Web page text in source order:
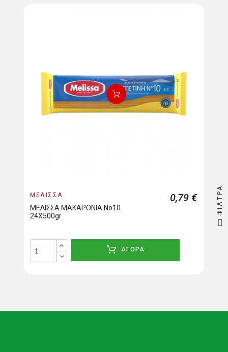
ΜΕΛΙΣΣΑ
ΜΕΛΙΣΣΑ ΜΑΚΑΡΟΝΙΑ Νο10
24Χ500gr
0,79 €
ΑΓΟΡΑ
ΦΊΛΤΡΑ